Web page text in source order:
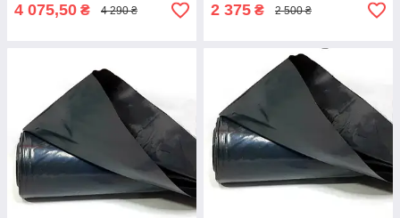
4 075,50 ₴ 4 290 ₴ 2 375 ₴ 2 500 ₴